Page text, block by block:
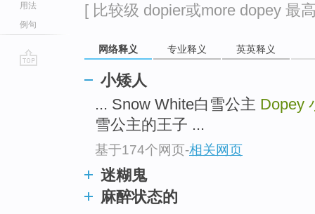
用法
例句
[ 比较级 dopier或more dopey 最
网络释义 专业释义 英英释义
小矮人
... Snow White白雪公主 Dopey
雪公主的王子 ...
基于174个网页-相关网页
迷糊鬼
麻醉状态的